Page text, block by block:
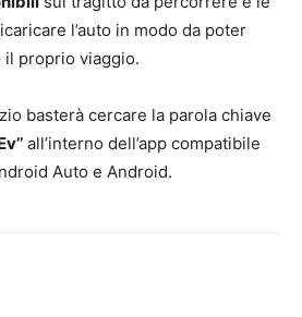
l’auto in modo da poter
proprio viaggio.
basterà cercare la parola chiave
all’interno dell’app compatibile
Auto e Android.